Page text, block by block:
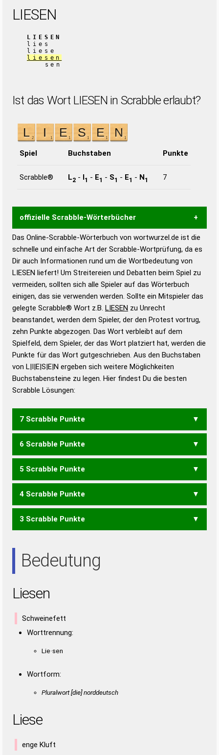
LIESEN
LIESEN
lies
liese
liesen
sen
Ist das Wort LIESEN in Scrabble erlaubt?
Spiel Buchstaben Punkte
Scrabble® L2 - I1 - E1 - S1 - E1 - N1 7
offizielle Scrabble-Wörterbücher
Wortwurzel liefert mit Hilfe eines semantischen
Wortanalyse-Algorithmus gute Anhaltspunkte zu
Wortbedeutung, Worttrennung und Wortform, um die
Gültigkeit eines Wortes für das Scrabble-Spiel zu
bestimmen!
zugelassene Turnier Scrabble-
Wörterbücher sind:
Duden – Standardwerk in 12 Bänden
Duden – Richtiges und gutes
Deutsch
Duden – Die deutsche Grammatik
Duden – Deutsches
Das Online-Scrabble-Wörterbuch von wortwurzel.de ist die
schnelle und einfache Art der Scrabble-Wortprüfung, da es
Dir auch Informationen rund um die Wortbedeutung von
LIESEN liefert! Um Streitereien und Debatten beim Spiel zu
vermeiden, sollten sich alle Spieler auf das Wörterbuch
einigen, das sie verwenden werden. Sollte ein Mitspieler das
gelegte Scrabble® Wort z.B. LIESEN zu Unrecht
beanstandet, werden dem Spieler, der den Protest vortrug,
zehn Punkte abgezogen. Das Wort verbleibt auf dem
Spielfeld, dem Spieler, der das Wort platziert hat, werden die
Punkte für das Wort gutgeschrieben. Aus den Buchstaben
von L|I|E|S|E|N ergeben sich weitere Möglichkeiten
Buchstabensteine zu legen. Hier findest Du die besten
Scrabble Lösungen:
7 Scrabble Punkte
EILENS ESELIN LEINES
SENILE SIELEN SILENE
6 Scrabble Punkte
EILEN ESELN ILEEN INSEL
LENES LENIS LESEN LINSE SEILE SELEN SENIL SIELE
SILEN
5 Scrabble Punkte
EILE ELEN ELSE ESEL
LINS SEIL SIEL EINES EISEN NIESE SEIEN SEINE
4 Scrabble Punkte
EIL LEE LEI EIES EINE
3 Scrabble Punkte
Bedeutung
Liesen
Schweinefett
Worttrennung:
Lie·sen
Wortform:
Pluralwort [die] norddeutsch
Liese
enge Kluft